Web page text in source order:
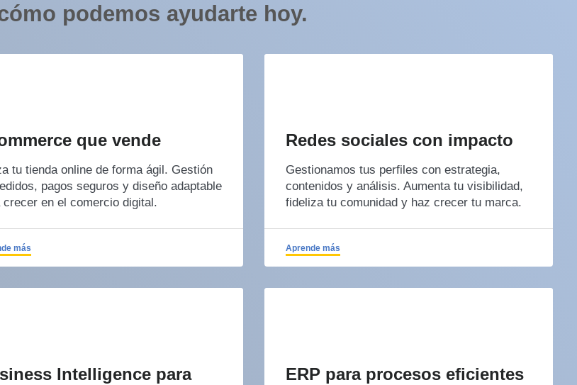
podemos ayudarte hoy.
que vende
tu tienda online de forma ágil. Gestión
pagos seguros y diseño adaptable
crecer en el comercio digital.
más
Redes sociales con impacto
Gestionamos tus perfiles con estrategia,
contenidos y análisis. Aumenta tu visibilidad,
fideliza tu comunidad y haz crecer tu marca.
Aprende más
Intelligence para
ERP para procesos eficientes